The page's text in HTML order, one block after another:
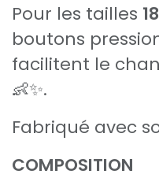
Pour les tailles
boutons
facilitent le
👶✨.
Fabriqué avec
COMPOSITION